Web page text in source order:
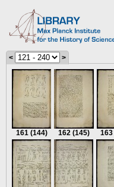
< >
161 (144) 162 (145) 163